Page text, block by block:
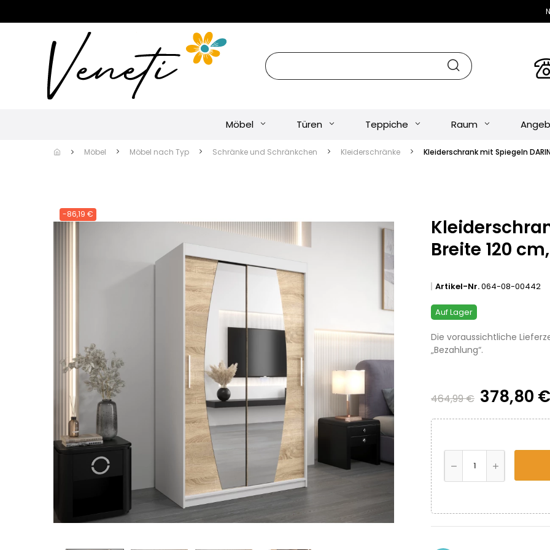
Möbel Türen Teppiche Raum
Möbel Möbel nach Typ Schränke und Schränkchen Kleiderschränke Kleiderschrank mit Spiegeln
-86,19 €
Breite 120
Artikel-Nr.064-08-00442
Auf Lager
Die voraussichtliche
„Bezahlung“.
464,99 € 378,80